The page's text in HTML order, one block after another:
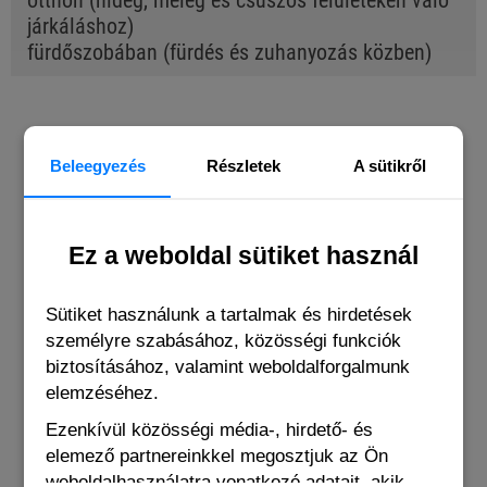
Beleegyezés Részletek A sütikről
Ez a weboldal sütiket használ
Sütiket használunk a tartalmak és hirdetések
személyre szabásához, közösségi funkciók
biztosításához, valamint weboldalforgalmunk
elemzéséhez.
Ezenkívül közösségi média-, hirdető- és
elemező partnereinkkel megosztjuk az Ön
weboldalhasználatra vonatkozó adatait, akik
járkáláshoz)
fürdőszobában (fürdés és zuhanyozás közben)
BOUGHT THE FOLLOWING ITEMS